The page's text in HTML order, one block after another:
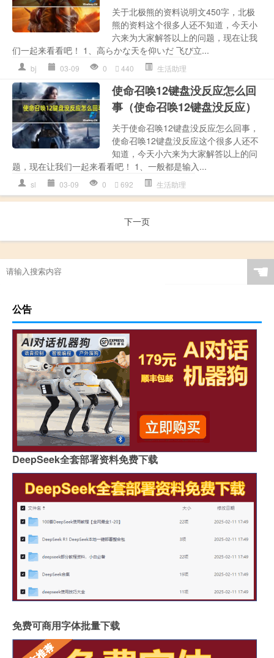
关于北极熊的资料说明文450字，北极
熊的资料这个很多人还不知道，今天小
六来为大家解答以上的问题，现在让我
们一起来看看吧！ 1、高らかな天を仰いだ 飞び立...
bj 03-09 0 440 生活助理
使命召唤12键盘没反应怎么回
事（使命召唤12键盘没反应）
关于使命召唤12键盘没反应怎么回事，
使命召唤12键盘没反应这个很多人还不
知道，今天小六来为大家解答以上的问
题，现在让我们一起来看看吧！ 1、一般都是输入...
sl 03-09 0 692 生活助理
下一页
☚
公告
DeepSeek全套部署资料免费下载
免费可商用字体批量下载